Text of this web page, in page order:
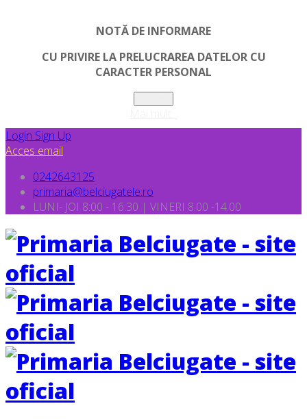
NOTĂ DE INFORMARE
CU PRIVIRE LA PRELUCRAREA DATELOR CU
CARACTER PERSONAL
Login Sign Up
Acces email
0242643125
primaria@belciugatele.ro
LUNI- JOI 8:00 - 16:30 | VINERI 8.00 -14.00